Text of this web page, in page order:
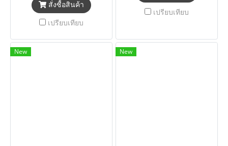
สั่งซื้อสินค้า
เปรียบเทียบ
เปรียบเทียบ
New New